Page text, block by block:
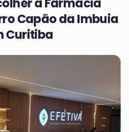
Capão da Imbuia
Curitiba